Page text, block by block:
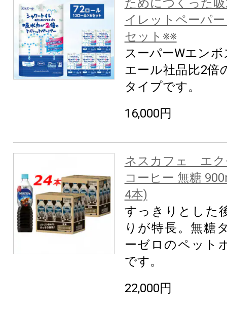
ためにつくった
イレットペーパ
セット※※
スーパーWエン
エール社品比2倍
タイプです。
16,000円
ネスカフェ エ
コーヒー 無糖
4本)
すっきりとした
りが特長。無糖
ーゼロのペット
です。
22,000円